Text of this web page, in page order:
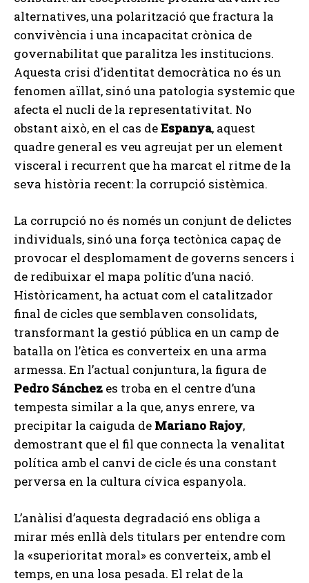
alternatives, una polarització que fractura la
convivència i una incapacitat crònica de
governabilitat que paralitza les institucions.
Aquesta crisi d’identitat democràtica no és un
fenomen aïllat, sinó una patologia systemic que
afecta el nucli de la representativitat. No
obstant això, en el cas deEspanya, aquest
quadre general es veu agreujat per un element
visceral i recurrent que ha marcat el ritme de la
seva història recent: la corrupció sistèmica.
La corrupció no és només un conjunt de delictes
individuals, sinó una força tectònica capaç de
provocar el desplomament de governs sencers i
de redibuixar el mapa polític d’una nació.
Històricament, ha actuat com el catalitzador
final de cicles que semblaven consolidats,
transformant la gestió pública en un camp de
batalla on l’ètica es converteix en una arma
armessa. En l’actual conjuntura, la figura de
Pedro Sánchez es troba en el centre d’una
tempesta similar a la que, anys enrere, va
precipitar la caiguda de Mariano Rajoy,
demostrant que el fil que connecta la venalitat
política amb el canvi de cicle és una constant
perversa en la cultura cívica espanyola.
L’anàlisi d’aquesta degradació ens obliga a
mirar més enllà dels titulars per entendre com
la «superioritat moral» es converteix, amb el
temps, en una losa pesada. El relat de la